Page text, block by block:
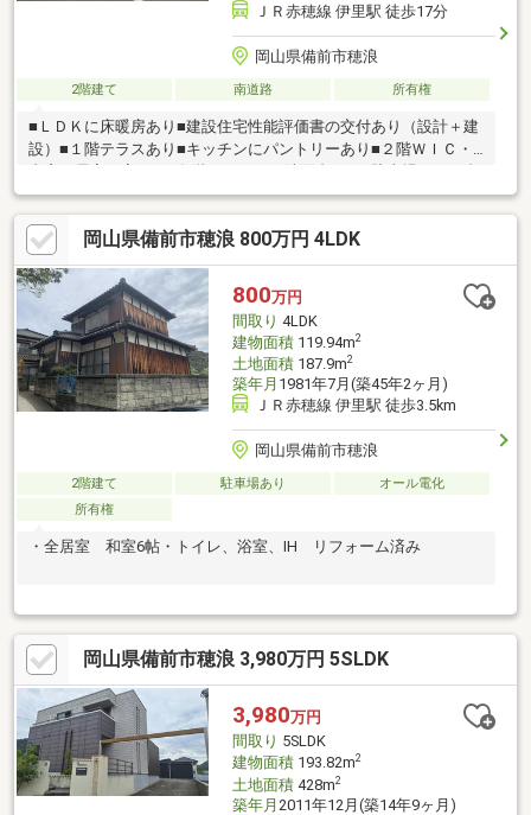
ＪＲ赤穂線 伊里駅 徒歩17分
岡山県備前市穂浪
2階建て 南道路 所有権
■ＬＤＫに床暖房あり■建設住宅性能評価書の交付あり（設計＋建
設）■１階テラスあり■キッチンにパントリーあり■２階ＷＩＣ・
～６台駐車可能（並列・縦列混合）
岡山県備前市穂浪 800万円 4LDK
800万円
間取り 4LDK
建物面積119.94m2
土地面積187.9m2
築年月 1981年7月(築45年2ヶ月)
ＪＲ赤穂線 伊里駅 徒歩3.5km
岡山県備前市穂浪
2階建て 駐車場あり
オール電化
所有権
・全居室 和室6帖・トイレ、浴室、IH リフォーム済み
岡山県備前市穂浪 3,980万円 5SLDK
3,980万円
間取り 5SLDK
建物面積193.82m2
土地面積428m2
築年月 2011年12月(築14年9ヶ月)